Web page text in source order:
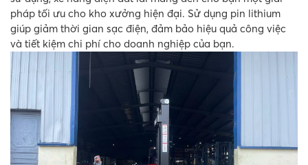
pháp tối ưu cho kho xưởng hiện đại. Sử dụng pin lithium
giúp giảm thời gian sạc điện, đảm bảo hiệu quả công việc
và tiết kiệm chi phí cho doanh nghiệp của bạn.